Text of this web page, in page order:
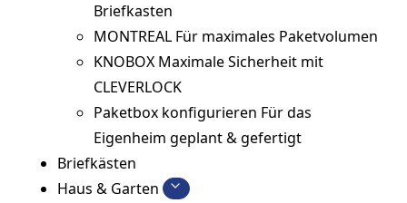
Briefkasten
MONTREAL Für maximales Paketvolumen
KNOBOX Maximale Sicherheit mit
CLEVERLOCK
Paketbox konfigurieren Für das
Eigenheim geplant & gefertigt
Briefkästen
Haus & Garten